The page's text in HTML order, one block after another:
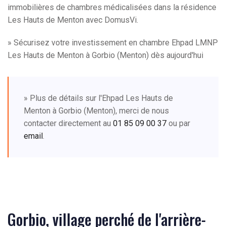
immobilières de chambres médicalisées dans la résidence
Les Hauts de Menton avec DomusVi.
» Sécurisez votre investissement en chambre Ehpad LMNP
Les Hauts de Menton à Gorbio (Menton) dès aujourd'hui
» Plus de détails sur l'Ehpad Les Hauts de
Menton à Gorbio (Menton), merci de nous
contacter directement au 01 85 09 00 37 ou par
email.
Gorbio, village perché de l'arrière-